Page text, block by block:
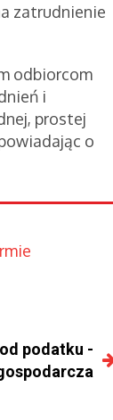
zatrudnienie
odbiorcom
i
prostej
o
podatku -